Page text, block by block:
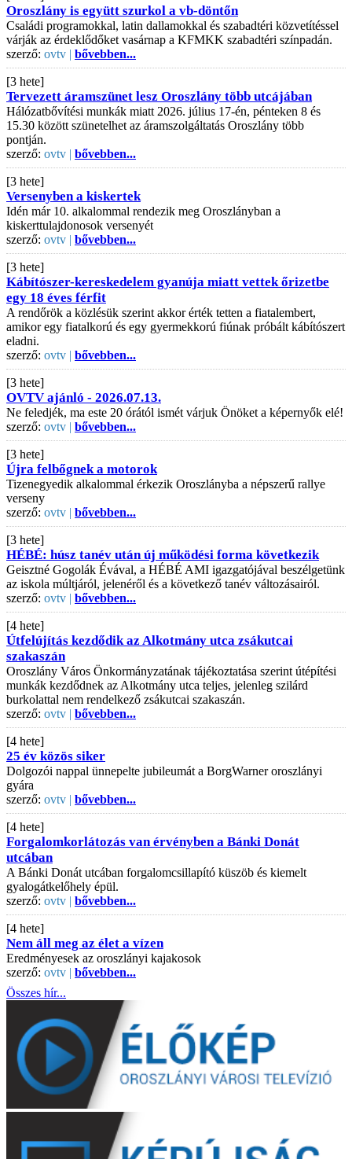
Oroszlány is együtt szurkol a vb-döntőn
Családi programokkal, latin dallamokkal és szabadtéri közvetítéssel
várják az érdeklődőket vasárnap a KFMKK szabadtéri színpadán.
szerző: ovtv | bővebben...
[3 hete]
Tervezett áramszünet lesz Oroszlány több utcájában
Hálózatbővítési munkák miatt 2026. július 17-én, pénteken 8 és
15.30 között szünetelhet az áramszolgáltatás Oroszlány több
pontján.
szerző: ovtv | bővebben...
[3 hete]
Versenyben a kiskertek
Idén már 10. alkalommal rendezik meg Oroszlányban a
kiskerttulajdonosok versenyét
szerző: ovtv | bővebben...
[3 hete]
Kábítószer-kereskedelem gyanúja miatt vettek őrizetbe
egy 18 éves férfit
A rendőrök a közlésük szerint akkor érték tetten a fiatalembert,
amikor egy fiatalkorú és egy gyermekkorú fiúnak próbált kábítószert
eladni.
szerző: ovtv | bővebben...
[3 hete]
OVTV ajánló - 2026.07.13.
Ne feledjék, ma este 20 órától ismét várjuk Önöket a képernyők elé!
szerző: ovtv | bővebben...
[3 hete]
Újra felbőgnek a motorok
Tizenegyedik alkalommal érkezik Oroszlányba a népszerű rallye
verseny
szerző: ovtv | bővebben...
[3 hete]
HÉBÉ: húsz tanév után új működési forma következik
Geisztné Gogolák Évával, a HÉBÉ AMI igazgatójával beszélgetünk
az iskola múltjáról, jelenéről és a következő tanév változásairól.
szerző: ovtv | bővebben...
[4 hete]
Útfelújítás kezdődik az Alkotmány utca zsákutcai
szakaszán
Oroszlány Város Önkormányzatának tájékoztatása szerint útépítési
munkák kezdődnek az Alkotmány utca teljes, jelenleg szilárd
burkolattal nem rendelkező zsákutcai szakaszán.
szerző: ovtv | bővebben...
[4 hete]
25 év közös siker
Dolgozói nappal ünnepelte jubileumát a BorgWarner oroszlányi
gyára
szerző: ovtv | bővebben...
[4 hete]
Forgalomkorlátozás van érvényben a Bánki Donát
utcában
A Bánki Donát utcában forgalomcsillapító küszöb és kiemelt
gyalogátkelőhely épül.
szerző: ovtv | bővebben...
[4 hete]
Nem áll meg az élet a vízen
Eredményesek az oroszlányi kajakosok
szerző: ovtv | bővebben...
Összes hír...